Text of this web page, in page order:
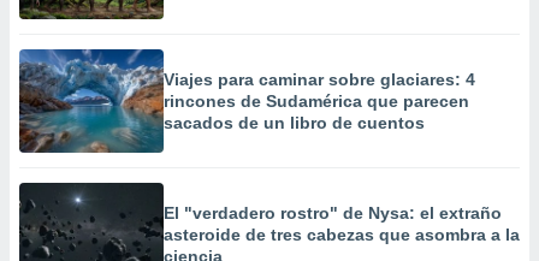
Viajes para caminar sobre glaciares: 4
rincones de Sudamérica que parecen
sacados de un libro de cuentos
El "verdadero rostro" de Nysa: el extraño
asteroide de tres cabezas que asombra a la
ciencia